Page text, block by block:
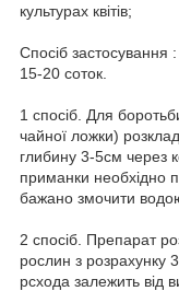
культурах квітів;
Спосіб застосування
15-20 соток.
1 спосіб. Для
чайної ложки)
глибину 3-5см через
приманки необхідно
бажано змочити
2 спосіб. Препарат
рослин з
рсхода залежить від